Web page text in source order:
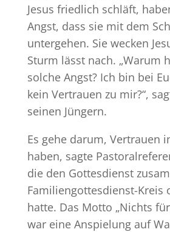
Jesus friedlich schläft,
Angst, dass sie mit dem
untergehen. Sie wecken
Sturm lässt nach. „Warum
solche Angst? Ich bin bei
kein Vertrauen zu mir?“,
seinen Jüngern.
Es gehe darum, Vertrauen
haben, sagte
die den Gottesdienst
Familiengottesdienst-Kreis
hatte. Das Motto „Nichts
war eine Anspielung auf